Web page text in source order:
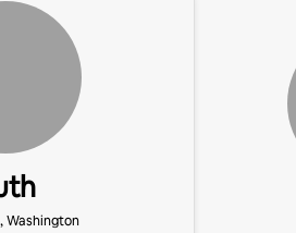
Washington